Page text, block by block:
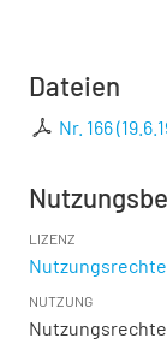
Dateien
Nr. 166
LIZENZ
NUTZUNG